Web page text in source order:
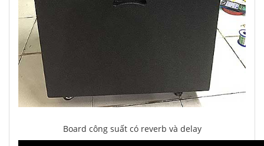
Board công suất có reverb và delay